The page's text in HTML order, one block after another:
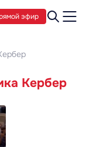
эфир
Кербер